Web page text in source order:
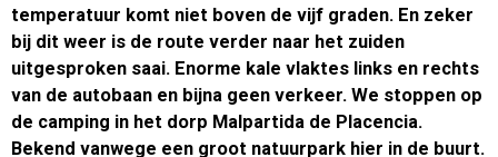
temperatuur komt niet boven de vijf graden. En zeker
bij dit weer is de route verder naar het zuiden
uitgesproken saai. Enorme kale vlaktes links en rechts
van de autobaan en bijna geen verkeer. We stoppen op
de camping in het dorp Malpartida de Placencia.
Bekend vanwege een groot natuurpark hier in de buurt.